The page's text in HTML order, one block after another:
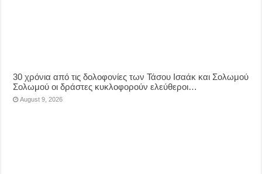
30 χρόνια από τις δολοφονίες των Τάσου Ισαάκ και Σολωμού
Σολωμού οι δράστες κυκλοφορούν ελεύθεροι…
August 9, 2026